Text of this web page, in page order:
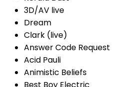
3D/AV live
Dream
Clark (live)
Answer Code Request
Acid Pauli
Animistic Beliefs